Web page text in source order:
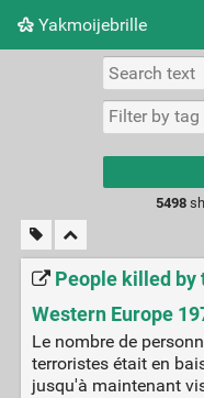
Yakmoijebrille
Picture
5498
People killed
Western Europe
Le nombre de
terroristes était en
jusqu'à maintenant